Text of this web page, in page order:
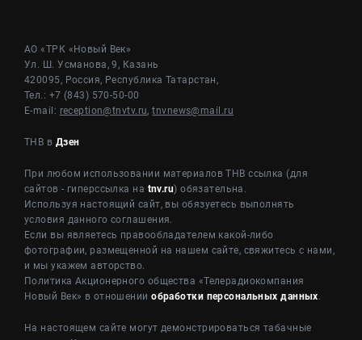
АО «ТРК «Новый Век»
Ул. Ш. Усманова, 9, Казань
420095, Россия, Республика Татарстан,
Тел.: +7 (843) 570-50-00
E-mail: reception@tnvtv.ru,tnvnews@mail.ru
ТНВ в Дзен
При любом использовании материалов ТНВ ссылка (для
сайтов - гиперссылка на tnv.ru) обязательна.
Используя настоящий сайт, вы обязуетесь выполнять
условия данного соглашения.
Если вы являетесь правообладателем какой-либо
фотографии, размещенной на нашем сайте, свяжитесь с нами,
и мы укажем авторство.
Политика Акционерного общества «Телерадиокомпания
Новый Век» в отношенииобработки персональных данных.
На настоящем сайте могут демонстрироваться табачные